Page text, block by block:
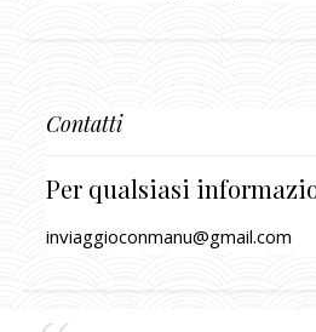
Contatti
Per qualsiasi
inviaggioconmanu@gmail.com